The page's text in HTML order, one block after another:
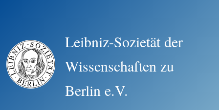
Leibniz-Sozietät der
Wissenschaften zu
Berlin e.V.